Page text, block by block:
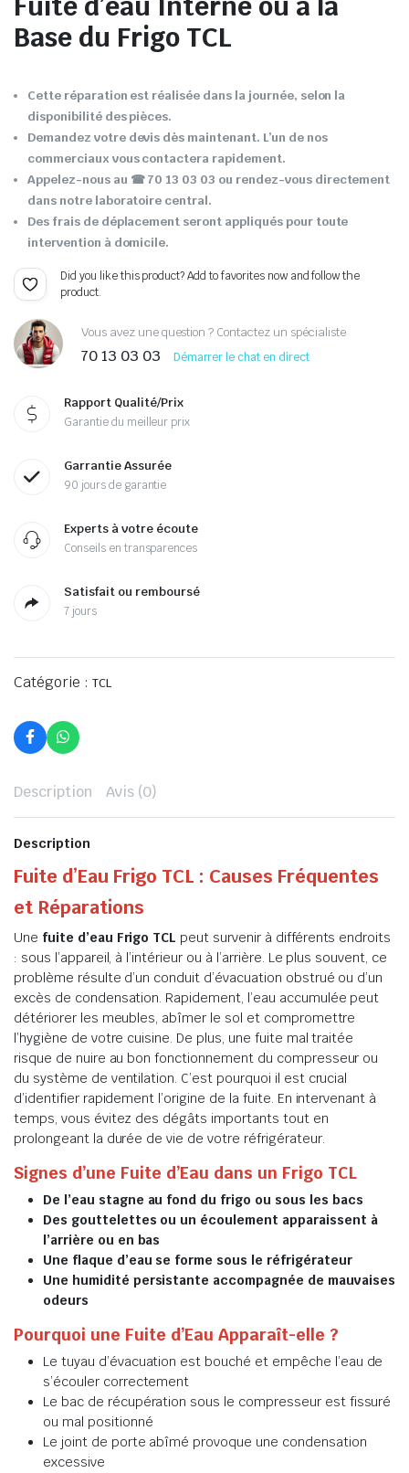
Base du Frigo TCL
Cette réparation est réalisée dans la journée, selon la
disponibilité des pièces.
Demandez votre devis dès maintenant. L’un de nos
commerciaux vous contactera rapidement.
Appelez-nous au ☎ 70 13 03 03 ou rendez-vous directement
dans notre laboratoire central.
Des frais de déplacement seront appliqués pour toute
intervention à domicile.
Did you like this product? Add to favorites now and follow the
product.
Vous avez une question ? Contactez un spécialiste
70 13 03 03 Démarrer le chat en direct
Rapport Qualité/Prix
Garantie du meilleur prix
Garrantie Assurée
90 jours de garantie
Experts à votre écoute
Conseils en transparences
Satisfait ou remboursé
7 jours
Catégorie : TCL
Description Avis (0)
Description
Fuite d’Eau Frigo TCL : Causes Fréquentes
et Réparations
Une fuite d’eau Frigo TCL peut survenir à différents endroits
: sous l’appareil, à l’intérieur ou à l’arrière. Le plus souvent, ce
problème résulte d’un conduit d’évacuation obstrué ou d’un
excès de condensation. Rapidement, l’eau accumulée peut
détériorer les meubles, abîmer le sol et compromettre
l’hygiène de votre cuisine. De plus, une fuite mal traitée
risque de nuire au bon fonctionnement du compresseur ou
du système de ventilation. C’est pourquoi il est crucial
d’identifier rapidement l’origine de la fuite. En intervenant à
temps, vous évitez des dégâts importants tout en
prolongeant la durée de vie de votre réfrigérateur.
Signes d’une Fuite d’Eau dans un Frigo TCL
De l’eau stagne au fond du frigo ou sous les bacs
Des gouttelettes ou un écoulement apparaissent à
l’arrière ou en bas
Une flaque d’eau se forme sous le réfrigérateur
Une humidité persistante accompagnée de mauvaises
odeurs
Pourquoi une Fuite d’Eau Apparaît-elle ?
Le tuyau d’évacuation est bouché et empêche l’eau de
s’écouler correctement
Le bac de récupération sous le compresseur est fissuré
ou mal positionné
Le joint de porte abîmé provoque une condensation
excessive